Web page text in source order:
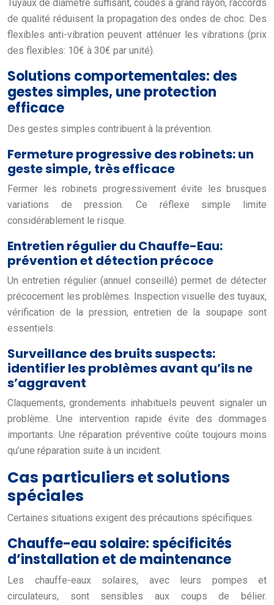
Tuyaux de diamètre suffisant, coudes à grand rayon, raccords
de qualité réduisent la propagation des ondes de choc. Des
flexibles anti-vibration peuvent atténuer les vibrations (prix
des flexibles: 10€ à 30€ par unité).
Solutions comportementales: des
gestes simples, une protection
efficace
Des gestes simples contribuent à la prévention.
Fermeture progressive des robinets: un
geste simple, très efficace
Fermer les robinets progressivement évite les brusques
variations de pression. Ce réflexe simple limite
considérablement le risque.
Entretien régulier du Chauffe-Eau:
prévention et détection précoce
Un entretien régulier (annuel conseillé) permet de détecter
précocement les problèmes. Inspection visuelle des tuyaux,
vérification de la pression, entretien de la soupape sont
essentiels.
Surveillance des bruits suspects:
identifier les problèmes avant qu’ils ne
s’aggravent
Claquements, grondements inhabituels peuvent signaler un
problème. Une intervention rapide évite des dommages
importants. Une réparation préventive coûte toujours moins
qu’une réparation suite à un incident.
Cas particuliers et solutions
spéciales
Certaines situations exigent des précautions spécifiques.
Chauffe-eau solaire: spécificités
d’installation et de maintenance
Les chauffe-eaux solaires, avec leurs pompes et
circulateurs, sont sensibles aux coups de bélier.